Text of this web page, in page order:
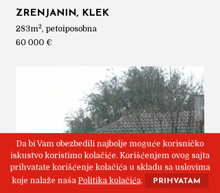
ZRENJANIN, KLEK
283m2, petoiposobna
60 000 €
Da bi Vam obezbedili najbolje moguće korisničko
iskustvo koristimo kolačiće. Korišćenjem ovog sajta
prihvatate korišćenje kolačića u skladu sa uslovima
koje nalaže naša Politika kolačića. PRIHVATAM